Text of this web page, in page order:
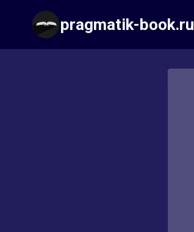
содержимому
pragmatik-book.ru